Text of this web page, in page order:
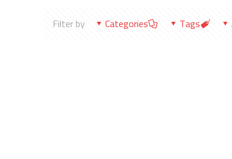
Filter by Categories Tags